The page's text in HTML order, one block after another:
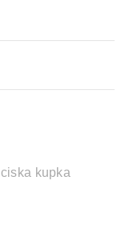
kupka